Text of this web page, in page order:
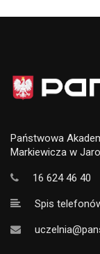
Państwowa
Markiewicza w
16 624 46 40
Spis